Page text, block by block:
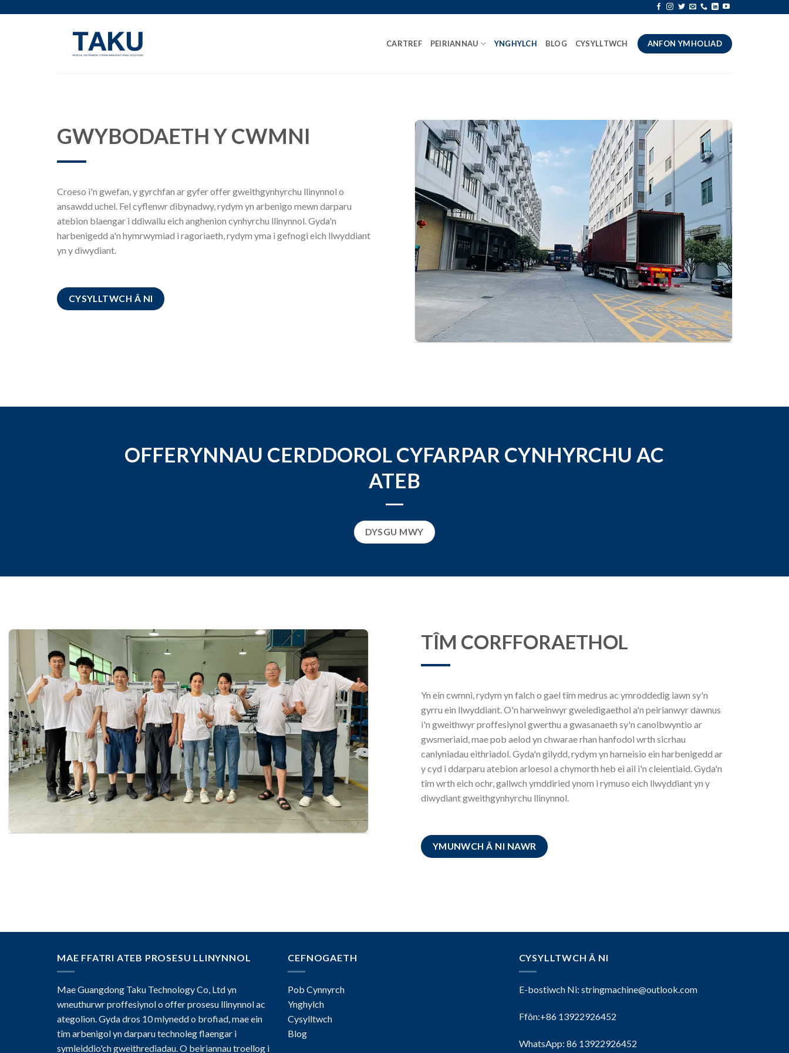
CARTREF PEIRIANNAU YNGHYLCH BLOG CYSYLLTWCH ANFON YMHOLIAD
GWYBODAETH Y CWMNI
Croeso i'n gwefan, y gyrchfan ar gyfer offer gweithgynhyrchu llinynnol o
ansawdd uchel. Fel cyflenwr dibynadwy, rydym yn arbenigo mewn darparu
atebion blaengar i ddiwallu eich anghenion cynhyrchu llinynnol. Gyda'n
harbenigedd a'n hymrwymiad i ragoriaeth, rydym yma i gefnogi eich llwyddiant
yn y diwydiant.
CYSYLLTWCH Â NI
OFFERYNNAU CERDDOROL CYFARPAR CYNHYRCHU AC
ATEB
DYSGU MWY
TÎM CORFFORAETHOL
Yn ein cwmni, rydym yn falch o gael tîm medrus ac ymroddedig iawn sy'n
gyrru ein llwyddiant. O'n harweinwyr gweledigaethol a'n peirianwyr dawnus
i'n gweithwyr proffesiynol gwerthu a gwasanaeth sy'n canolbwyntio ar
gwsmeriaid, mae pob aelod yn chwarae rhan hanfodol wrth sicrhau
canlyniadau eithriadol. Gyda'n gilydd, rydym yn harneisio ein harbenigedd ar
y cyd i ddarparu atebion arloesol a chymorth heb ei ail i'n cleientiaid. Gyda'n
tîm wrth eich ochr, gallwch ymddiried ynom i rymuso eich llwyddiant yn y
diwydiant gweithgynhyrchu llinynnol.
YMUNWCH Â NI NAWR
MAE FFATRI ATEB PROSESU LLINYNNOL
Mae Guangdong Taku Technology Co, Ltd yn
wneuthurwr proffesiynol o offer prosesu llinynnol ac
ategolion. Gyda dros 10 mlynedd o brofiad, mae ein
tîm arbenigol yn darparu technoleg flaengar i
symleiddio'ch gweithrediadau. O beiriannau troellog i
CEFNOGAETH
Pob Cynnyrch
Ynghylch
Cysylltwch
Blog
CYSYLLTWCH Â NI
E-bostiwch Ni: stringmachine@outlook.com
Ffôn:+86 13922926452
WhatsApp: 86 13922926452